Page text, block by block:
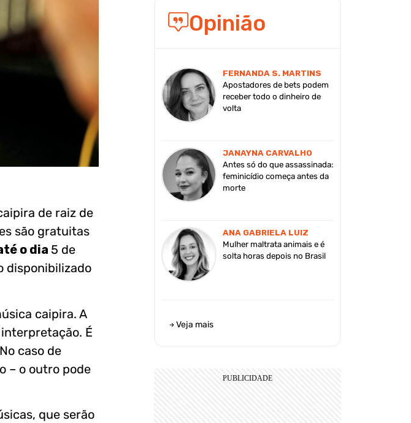
de raiz de
são gratuitas
o dia 5 de
disponibilizado
caipira. A
É
caso de
– o outro pode
que serão
Opinião
FERNANDA S. MARTINS
Apostadores de bets podem
receber todo o dinheiro de
volta
JANAYNA CARVALHO
Antes só do que assassinada:
feminicídio começa antes da
morte
ANA GABRIELA LUIZ
Mulher maltrata animais e é
solta horas depois no Brasil
Veja mais